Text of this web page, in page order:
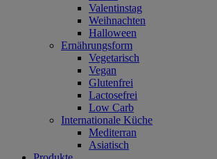
Valentinstag
Weihnachten
Halloween
Ernährungsform
Vegetarisch
Vegan
Glutenfrei
Lactosefrei
Low Carb
Internationale Küche
Mediterran
Asiatisch